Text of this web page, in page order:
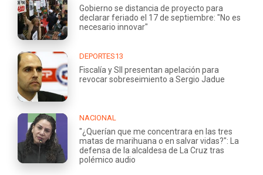
Gobierno se distancia de proyecto para
declarar feriado el 17 de septiembre: "No es
necesario innovar"
DEPORTES13
Fiscalía y SII presentan apelación para
revocar sobreseimiento a Sergio Jadue
NACIONAL
"¿Querían que me concentrara en las tres
matas de marihuana o en salvar vidas?": La
defensa de la alcaldesa de La Cruz tras
polémico audio